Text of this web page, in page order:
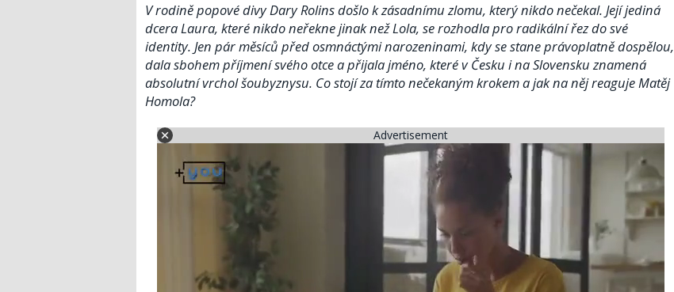
V rodině popové divy Dary Rolins došlo k zásadnímu zlomu, který nikdo nečekal. Její jediná
dcera Laura, které nikdo neřekne jinak než Lola, se rozhodla pro radikální řez do své
identity. Jen pár měsíců před osmnáctými narozeninami, kdy se stane právoplatně dospělou,
dala sbohem příjmení svého otce a přijala jméno, které v Česku i na Slovensku znamená
absolutní vrchol šoubyznysu. Co stojí za tímto nečekaným krokem a jak na něj reaguje Matěj
Homola?
Advertisement